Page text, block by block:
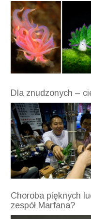
Dla znudzonych –
Choroba pięknych
zespół Marfana?